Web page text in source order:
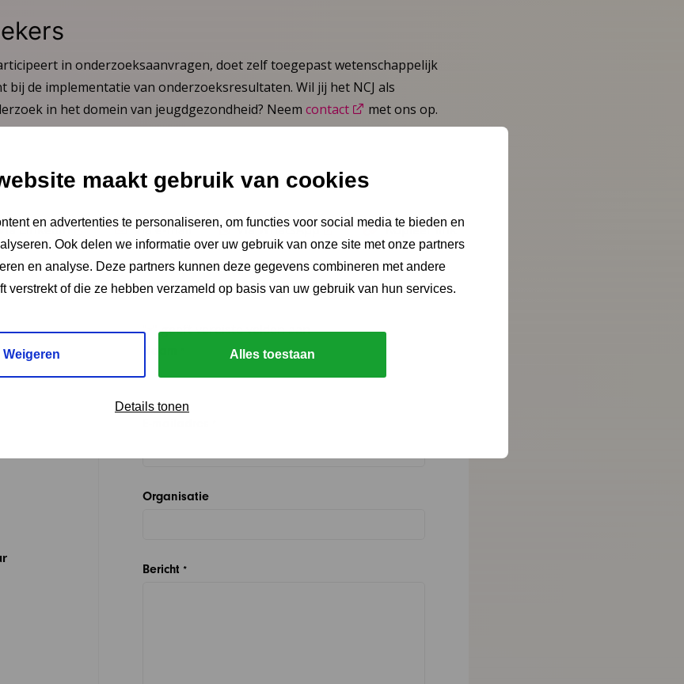
maakt gebruik van cookies
en advertenties te personaliseren, om functies voor social media te bieden en
Ook delen we informatie over uw gebruik van onze site met onze partners
en analyse. Deze partners kunnen deze gegevens combineren met andere
verstrekt of die ze hebben verzameld op basis van uw gebruik van hun services.
Weigeren Alles toestaan
Details tonen
in onderzoeksaanvragen, doet zelf toegepast wetenschappelijk
de implementatie van onderzoeksresultaten. Wil jij het NCJ als
in het domein van jeugdgezondheid? Neem contact met ons op.
LinkedIn Via e-mail Via WhatsApp Kopieer link
" " geeft vereiste velden aan
Organisatie
Bericht *